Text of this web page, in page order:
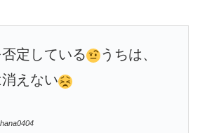
定している
うちは、
えない